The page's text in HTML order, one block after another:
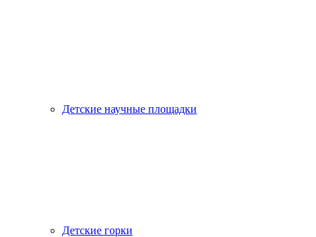
Детские научные площадки
Детские горки